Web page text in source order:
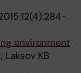
environment
Laksov KB